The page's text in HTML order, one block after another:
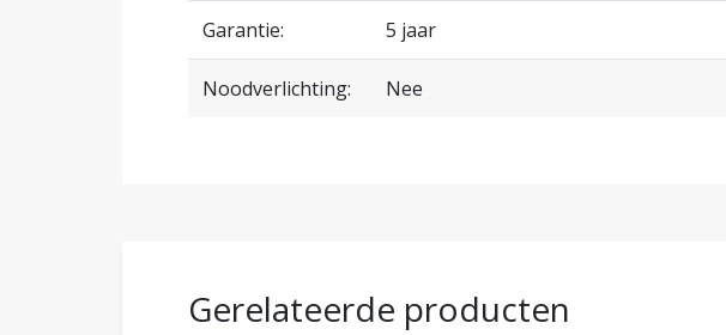
Garantie: 5 jaar
Noodverlichting: Nee
Gerelateerde producten